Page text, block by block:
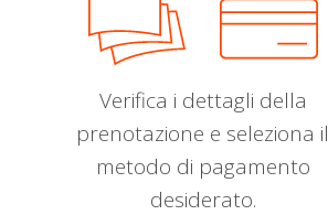
Verifica i dettagli della
prenotazione e seleziona il
metodo di pagamento
desiderato.